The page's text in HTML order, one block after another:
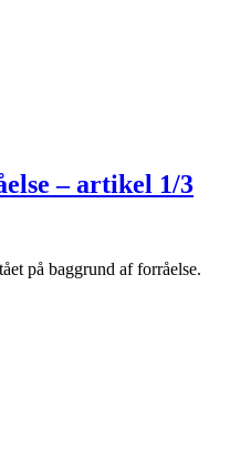
– artikel 1/3
på baggrund af forråelse.